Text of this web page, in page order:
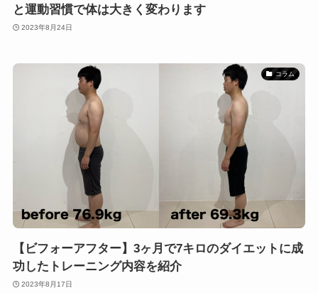
と運動習慣で体は大きく変わります
2023年8月24日
コラム
【ビフォーアフター】3ヶ月で7キロのダイエットに成
功したトレーニング内容を紹介
2023年8月17日